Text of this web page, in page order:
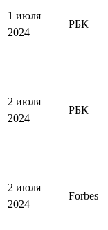
1 июля
2024
РБК
2 июля
2024
РБК
2 июля
2024
Forbes